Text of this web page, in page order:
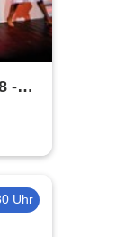
-
Uhr